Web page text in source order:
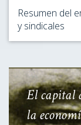
Resumen del
y sindicales
El capital
la